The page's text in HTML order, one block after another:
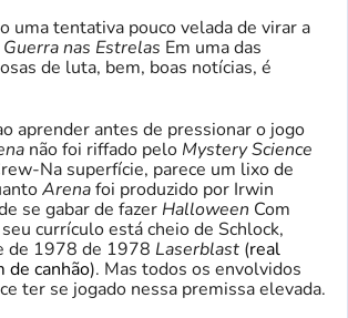
uma tentativa pouco velada de virar a
Guerra nas Estrelas Em uma das
de luta, bem, boas notícias, é
aprender antes de pressionar o jogo
não foi riffado pelo Mystery Science
Na superfície, parece um lixo de
Arenafoi produzido por Irwin
se gabar de fazer Halloween Com
currículo está cheio de Schlock,
de 1978 de 1978 Laserblast (real
de canhão). Mas todos os envolvidos
ter se jogado nessa premissa elevada.